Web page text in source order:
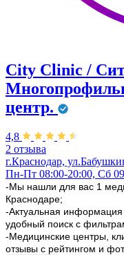
City Clinic /
центр.
4,8
2 отзыва
г.Краснодар,
Пн-Пт 08:00-20:00, Сб
-Мы нашли для вас 1
Краснодаре;
-Актуальная информация
удобный поиск с
-Медицинские центры,
отзывы с рейтингом и